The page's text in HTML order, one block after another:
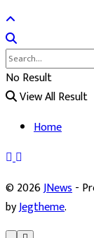
No Result
View All Result
Home
© 2026JNews-
byJegtheme.